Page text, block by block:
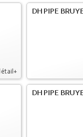
DH PIPE
DH PIPE